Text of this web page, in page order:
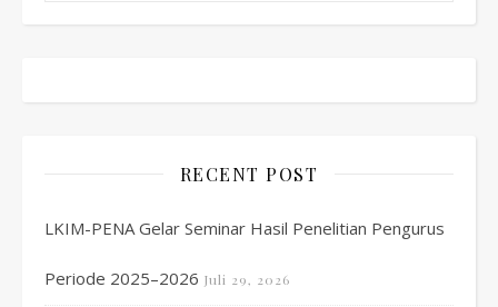
RECENT POST
LKIM-PENA Gelar Seminar Hasil Penelitian Pengurus
Periode 2025–2026 Juli 29, 2026